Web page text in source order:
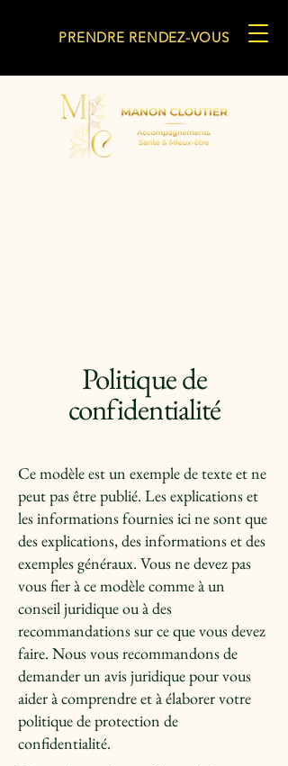
PRENDRE RENDEZ-VOUS
Politique de
confidentialité
Ce modèle est un exemple de texte et ne
peut pas être publié. Les explications et
les informations fournies ici ne sont que
des explications, des informations et des
exemples généraux. Vous ne devez pas
vous fier à ce modèle comme à un
conseil juridique ou à des
recommandations sur ce que vous devez
faire. Nous vous recommandons de
demander un avis juridique pour vous
aider à comprendre et à élaborer votre
politique de protection de
confidentialité.